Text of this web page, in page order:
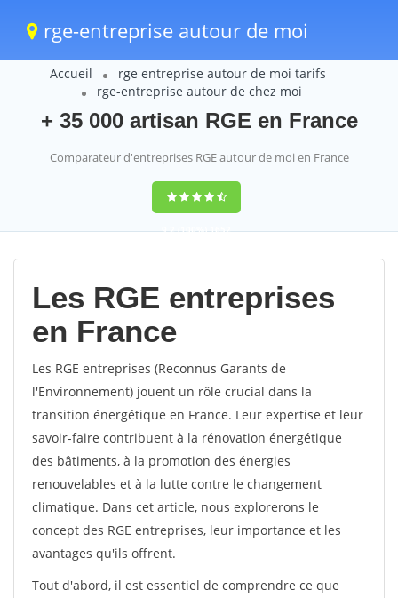
rge-entreprise autour de moi
Accueil
rge entreprise autour de moi tarifs
rge-entreprise autour de chez moi
+ 35 000 artisan RGE en France
Comparateur d'entreprises RGE autour de moi en France
9,2(100%)1652
votes
Les RGE entreprises
en France
Les RGE entreprises (Reconnus Garants de
l'Environnement) jouent un rôle crucial dans la
transition énergétique en France. Leur expertise et leur
savoir-faire contribuent à la rénovation énergétique
des bâtiments, à la promotion des énergies
renouvelables et à la lutte contre le changement
climatique. Dans cet article, nous explorerons le
concept des RGE entreprises, leur importance et les
avantages qu'ils offrent.
Tout d'abord, il est essentiel de comprendre ce que